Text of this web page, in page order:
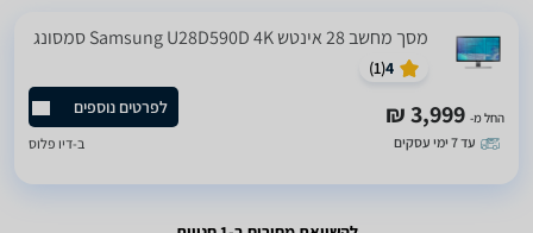
מסך מחשב ‏28 ‏אינטש Samsung U28D590D 4K סמסונג
4
(
1
)
החל מ- 3,999 ₪
עד 7 ימי עסקים
לפרטים נוספים
ב-דיו פלוס